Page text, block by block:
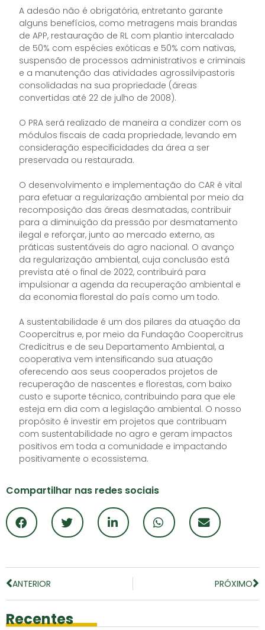
A adesão não é obrigatória, entretanto garante
alguns benefícios, como metragens mais brandas
de APP, restauração de RL com plantio intercalado
de 50% com espécies exóticas e 50% com nativas,
suspensão de processos administrativos e criminais
e a manutenção das atividades agrossilvipastoris
consolidadas na sua propriedade (áreas
convertidas até 22 de julho de 2008).
O PRA será realizado de maneira a condizer com os
módulos fiscais de cada propriedade, levando em
consideração especificidades da área a ser
preservada ou restaurada.
O desenvolvimento e implementação do CAR é vital
para efetuar a regularização ambiental por meio da
recomposição das áreas desmatadas, contribuir
para a diminuição da pressão por desmatamento
ilegal e reforçar, junto ao mercado externo, as
práticas sustentáveis do agro nacional. O avanço
da regularização ambiental, cuja conclusão está
prevista até o final de 2022, contribuirá para
impulsionar a agenda da recuperação ambiental e
da economia florestal do país como um todo.
A sustentabilidade é um dos pilares da atuação da
Coopercitrus e, por meio da Fundação Coopercitrus
Credicitrus e de seu Departamento Ambiental, a
cooperativa vem intensificando sua atuação
oferecendo aos seus cooperados projetos de
recuperação de nascentes e florestas, com baixo
custo e suporte técnico, contribuindo para que ele
esteja em dia com a legislação ambiental. O nosso
propósito é investir em projetos que contribuam
com sustentabilidade no agro e geram impactos
positivos em toda a comunidade e impactando
positivamente o ecossistema.
Compartilhar nas redes sociais
ANTERIOR PRÓXIMO
Recentes